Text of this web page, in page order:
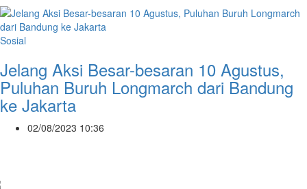
Sosial
Jelang Aksi Besar-besaran 10 Agustus,
Puluhan Buruh Longmarch dari Bandung
ke Jakarta
02/08/2023 10:36